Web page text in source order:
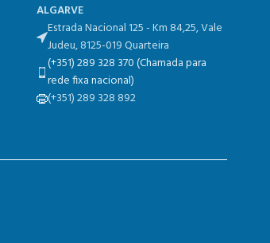
ALGARVE
Estrada Nacional 125 - Km 84,25​, Vale
Judeu, 8125-019 Quarteira
(+351) 289 328 370 (Chamada para
rede fixa nacional)
(+351) 289 328 892